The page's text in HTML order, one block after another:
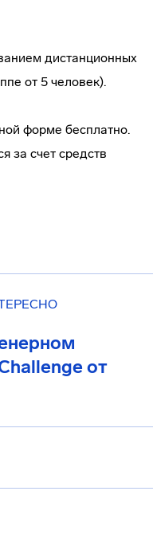
дистанционных
от 5 человек).
форме бесплатно.
за счет средств
от